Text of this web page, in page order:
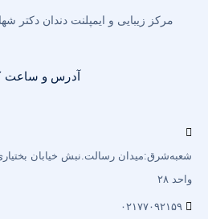
مرکز زیبایی و ایمپلنت دندان دکتر
آدرس و ساعت
واحد ۲۸
۰۲۱۷۷۰۹۲۱۵۹